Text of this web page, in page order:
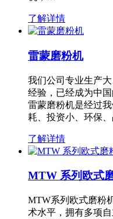
了解详情
雷蒙磨粉机
我们公司专业生产
经验，已经成为中
雷蒙磨粉机是经过
耗、投资小、环保
了解详情
MTW 系列欧式
MTW系列欧式磨粉
术水平，拥有多项